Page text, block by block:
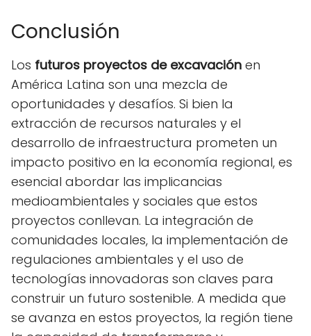
Conclusión
Los futuros proyectos de excavación en
América Latina son una mezcla de
oportunidades y desafíos. Si bien la
extracción de recursos naturales y el
desarrollo de infraestructura prometen un
impacto positivo en la economía regional, es
esencial abordar las implicancias
medioambientales y sociales que estos
proyectos conllevan. La integración de
comunidades locales, la implementación de
regulaciones ambientales y el uso de
tecnologías innovadoras son claves para
construir un futuro sostenible. A medida que
se avanza en estos proyectos, la región tiene